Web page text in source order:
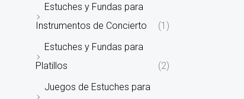
Estuches y Fundas para
Instrumentos de Concierto
(1)
Estuches y Fundas para
Platillos
(2)
Juegos de Estuches para